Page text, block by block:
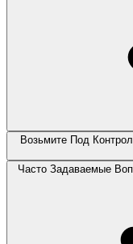
Возьмите Под
Часто Задаваемые